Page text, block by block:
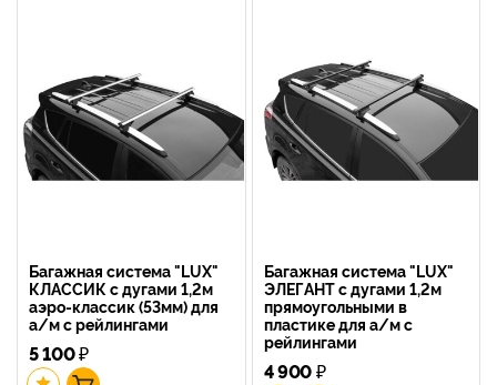
Багажная система "LUX"
КЛАССИК с дугами 1,2м
аэро-классик (53мм) для
а/м с рейлингами
5 100₽
Багажная система "LUX"
ЭЛЕГАНТ с дугами 1,2м
прямоугольными в
пластике для а/м с
рейлингами
4 900₽